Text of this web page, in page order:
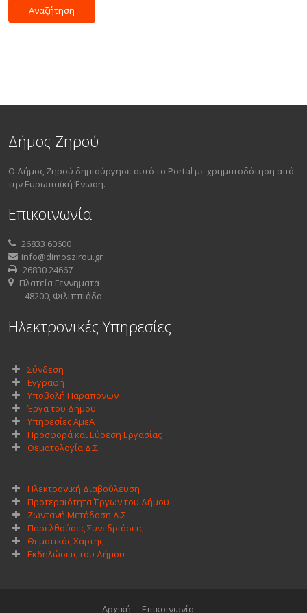
Δήμος Ζηρού
Ο Δήμος Ζηρού δημιούργησε αυτό το Portal με χρηματοδότηση από
την Ευρωπαϊκή Ένωση.
Επικοινωνία
26833 60600
info@dimoszirou.gr
26830 24667
Πλατεία Γεννηματά
48200, Φιλιππιάδα
Ηλεκτρονικές Υπηρεσίες
Σύνδεση
Εγγραφή
Υποβολή Παραπόνων
Έργα του Δήμου
Υπηρεσίες ΑμεΑ
Προσφορά και Εύρεση Εργασίας
Θεματολογία Δ.Σ.
Ηλεκτρονική Διαβούλευση
Προτεραιότητα Έργων του Δήμου
Ζωντανή Μετάδοση Δ.Σ.
Παρελθούσες Συνεδριάσεις
Θεματικός Χάρτης
Εκδηλώσεις του Δήμου
Αρχική Επικοινωνία